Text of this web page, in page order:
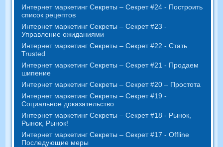
Интернет маркетинг Секреты – Секрет #24 - Построить
список рецептов
Интернет маркетинг Секреты – Секрет #23 -
Управление ожиданиями
Интернет маркетинг Секреты – Секрет #22 - Стать
Trusted
Интернет маркетинг Секреты – Секрет #21 - Продаем
шипение
Интернет маркетинг Секреты – Секрет #20 – Простота
Интернет маркетинг Секреты – Секрет #19 -
Социальное доказательство
Интернет маркетинг Секреты – Секрет #18 - Рынок,
Рынок, Рынок!
Интернет маркетинг Секреты – Секрет #17 - Offline
Последующие меры